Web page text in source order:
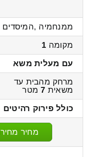
ממנחמיה ,המיסדים
מקומה 1
עם מעלית משא
מרחק מהבית עד
משאית 7מטר
כולל פירוק רהיטים
מחיר